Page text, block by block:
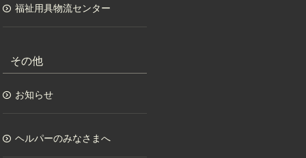
福祉用具物流センター
その他
お知らせ
ヘルパーのみなさまへ